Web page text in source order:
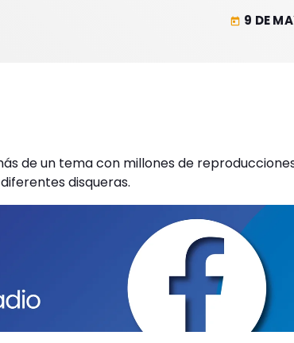
today 9 DE
de un tema con millones de
disqueras.